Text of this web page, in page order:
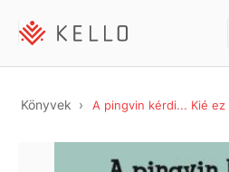
Könyvek A pingvin kérdi... Kié